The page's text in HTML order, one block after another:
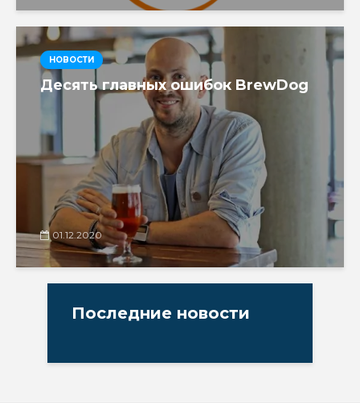
НОВОСТИ
Десять главных ошибок BrewDog
01.12.2020
Последние новости